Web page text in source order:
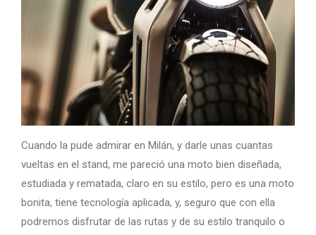
Cuando la pude admirar en Milán, y darle unas cuantas
vueltas en el stand, me pareció una moto bien diseñada,
estudiada y rematada, claro en su estilo, pero es una moto
bonita, tiene tecnología aplicada, y, seguro que con ella
podremos disfrutar de las rutas y de su estilo tranquilo o